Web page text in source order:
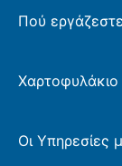
Πού εργάζεστε
Οι Υπηρεσίες